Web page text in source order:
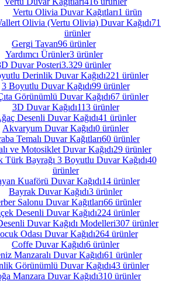
Vertu Olivia Duvar Kağıtları1 ürün
Olivia (Vertu Olivia) Duvar Kağıdı71
ürünler
Gergi Tavan96 ürünler
Yardımcı Ürünler3 ürünler
Duvar Posteri3.329 ürünler
Derinlik Duvar Kağıdı221 ürünler
3 Boyutlu Duvar Kağıdı99 ürünler
Görünümlü Duvar Kağıdı67 ürünler
3D Duvar Kağıdı113 ürünler
Desenli Duvar Kağıdı41 ürünler
Akvaryum Duvar Kağıdı0 ürünler
Temalı Duvar Kağıtları60 ürünler
ve Motosiklet Duvar Kağıdı29 ürünler
Türk Bayrağı 3 Boyutlu Duvar Kağıdı40
ürünler
Kuaförü Duvar Kağıdı14 ürünler
Bayrak Duvar Kağıdı3 ürünler
Salonu Duvar Kağıtları66 ürünler
Desenli Duvar Kağıdı224 ürünler
Duvar Kağıdı Modelleri307 ürünler
Odası Duvar Kağıdı264 ürünler
Coffe Duvar Kağıdı6 ürünler
Manzaralı Duvar Kağıdı61 ürünler
Görünümlü Duvar Kağıdı43 ürünler
Manzara Duvar Kağıdı310 ürünler